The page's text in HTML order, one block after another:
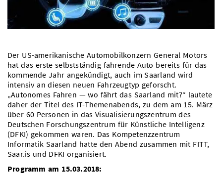
Vom Studium in den Beruf
Study Scheduler
Bibliothek
Open Science/Open Access
Start-ups
IT-Themenabend
Ranking
Preise, Auszeichnungen und Förderungen
SIC Merchandise
SIC Podcast
Anfahrt
Termine, Vorträge und Veranstaltungen
Alumni
Der US-amerikanische Automobilkonzern General Motors
hat das erste selbstständig fahrende Auto bereits für das
kommende Jahr angekündigt, auch im Saarland wird
intensiv an diesen neuen Fahrzeugtyp geforscht.
„Autonomes Fahren — wo fährt das Saarland mit?“ lautete
daher der Titel des IT-Themenabends, zu dem am 15. März
über 60 Personen in das Visualisierungszentrum des
Deutschen Forschungszentrum für Künstliche Intelligenz
(DFKI) gekommen waren. Das Kompetenzzentrum
Informatik Saarland hatte den Abend zusammen mit FITT,
Saar.is und DFKI organisiert.
Programm am 15.03.2018: